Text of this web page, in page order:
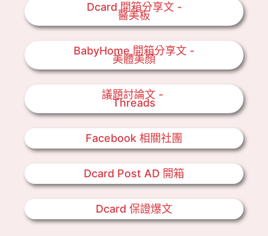
Dcard 開箱分享文 -
醫美板
BabyHome 開箱分享文 -
美體美顏
議題討論文 -
Threads
Facebook 相關社團
Dcard Post AD 開箱
Dcard 保證爆文